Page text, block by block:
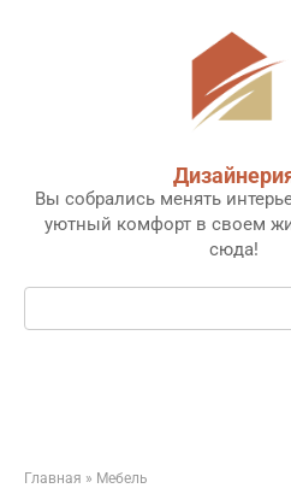
Вы собрались менять
уютный комфорт в своем
сюда!
Поиск:
Главная » Мебель